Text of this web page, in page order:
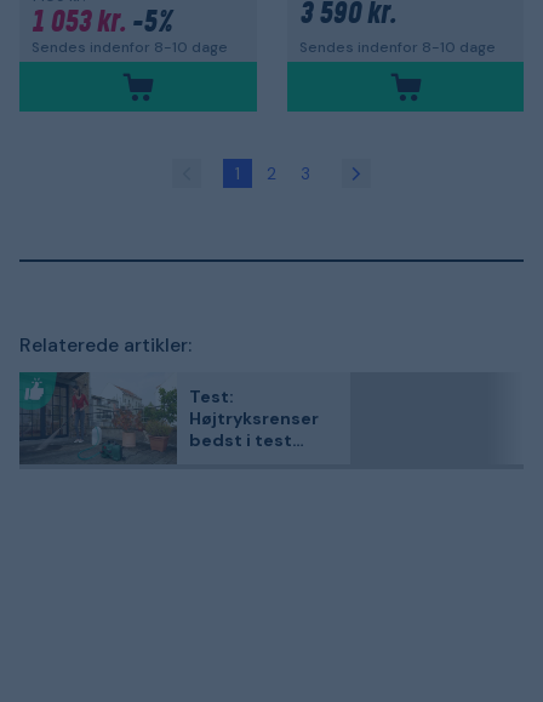
1 053 kr. -5%
Sendes indenfor 8-10 dage
3 590 kr.
Sendes indenfor 8-10 dage
1 2 3
Relaterede artikler:
Test:
Højtryksrenser
bedst i test